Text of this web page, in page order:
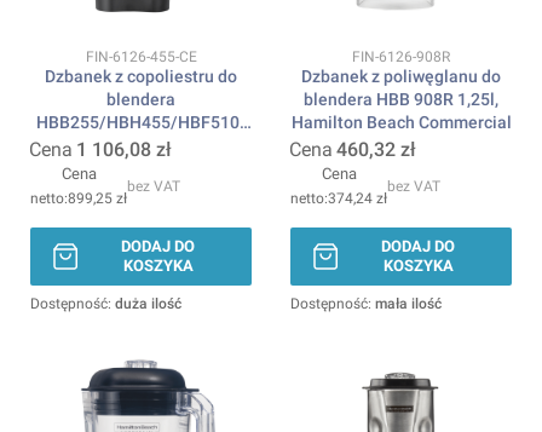
Kod produktu
FIN-6126-455-CE
Dzbanek z copoliestru do
blendera
HBB255/HBH455/HBF510-
CE 1,4l, Hamilton Beach
Commercial
Cena 1 106,08 zł
Cena
899,25 zł
bez VAT
DODAJ DO
KOSZYKA
Dostępność: duża ilość
Kod produktu
FIN-6126-908R
Dzbanek z poliwęglanu do
blendera HBB 908R 1,25l,
Hamilton Beach Commercial
Cena 460,32 zł
Cena
374,24 zł
bez VAT
DODAJ DO
KOSZYKA
Dostępność: mała ilość